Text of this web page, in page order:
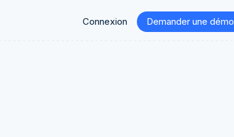
Connexion
Demander une démo